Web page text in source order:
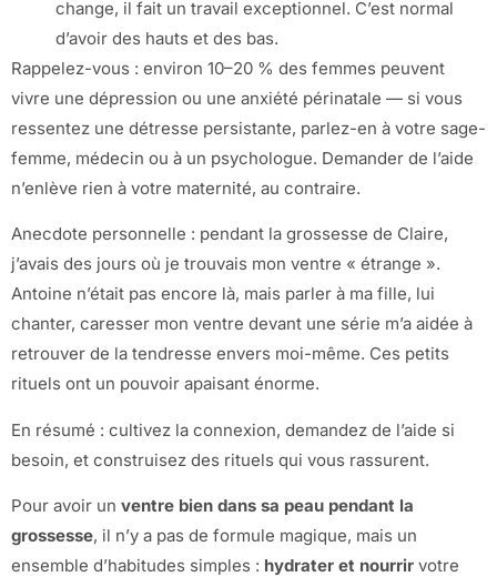
change, il fait un travail exceptionnel. C’est normal
d’avoir des hauts et des bas.
Rappelez-vous : environ 10–20 % des femmes peuvent
vivre une dépression ou une anxiété périnatale — si vous
ressentez une détresse persistante, parlez-en à votre sage-
femme, médecin ou à un psychologue. Demander de l’aide
n’enlève rien à votre maternité, au contraire.
Anecdote personnelle : pendant la grossesse de Claire,
j’avais des jours où je trouvais mon ventre « étrange ».
Antoine n’était pas encore là, mais parler à ma fille, lui
chanter, caresser mon ventre devant une série m’a aidée à
retrouver de la tendresse envers moi-même. Ces petits
rituels ont un pouvoir apaisant énorme.
En résumé : cultivez la connexion, demandez de l’aide si
besoin, et construisez des rituels qui vous rassurent.
Pour avoir un ventre bien dans sa peau pendant la
grossesse, il n’y a pas de formule magique, mais un
ensemble d’habitudes simples : hydrater et nourrir votre